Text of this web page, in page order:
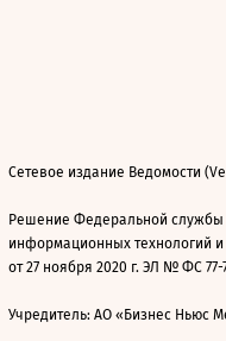
Сетевое издание Ведомости
Решение Федеральной службы
информационных технологий
от 27 ноября 2020 г. ЭЛ № ФС 77-
Учредитель: АО «Бизнес Ньюс